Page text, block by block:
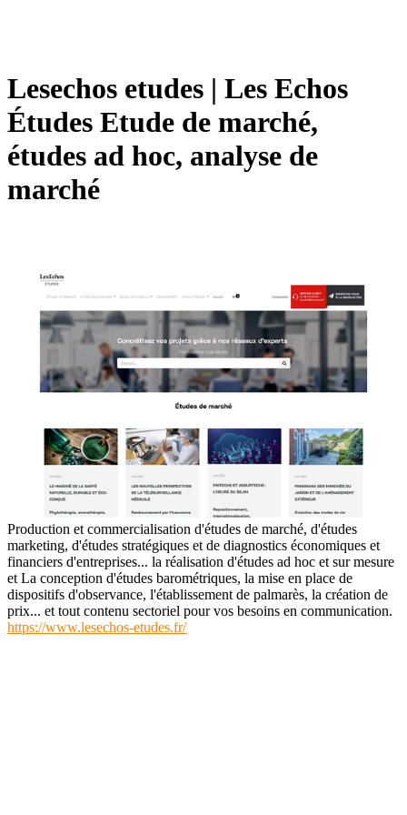
Lesechos etudes | Les Echos
Études Etude de marché,
études ad hoc, analyse de
marché
Production et commercialisation d'études de marché, d'études
marketing, d'études stratégiques et de diagnostics économiques et
financiers d'entreprises... la réalisation d'études ad hoc et sur mesure
et La conception d'études barométriques, la mise en place de
dispositifs d'observance, l'établissement de palmarès, la création de
prix... et tout contenu sectoriel pour vos besoins en communication.
https://www.lesechos-etudes.fr/